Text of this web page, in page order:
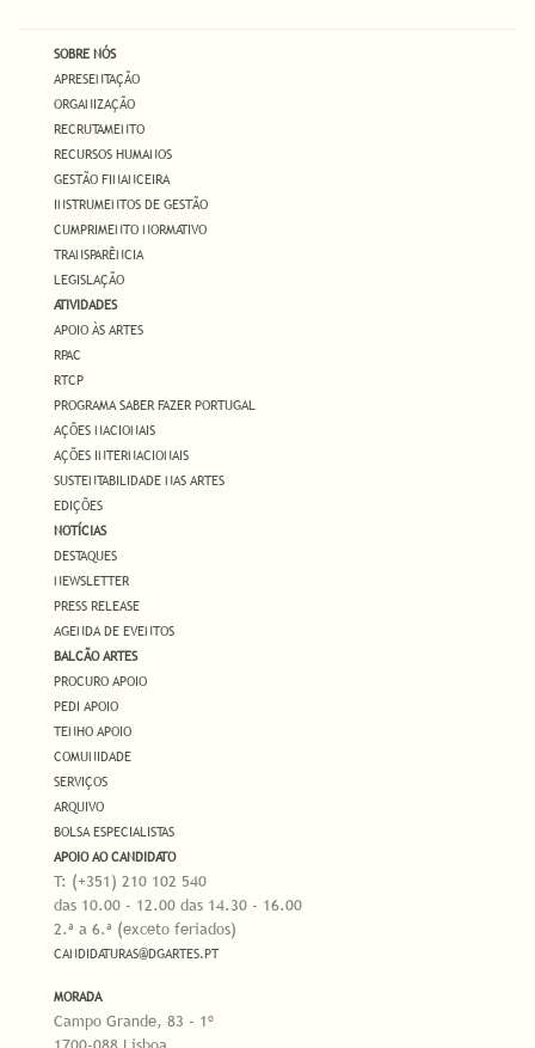
SOBRE NÓS
APRESENTAÇÃO
ORGANIZAÇÃO
RECRUTAMENTO
RECURSOS HUMANOS
GESTÃO FINANCEIRA
INSTRUMENTOS DE GESTÃO
CUMPRIMENTO NORMATIVO
TRANSPARÊNCIA
LEGISLAÇÃO
ATIVIDADES
APOIO ÀS ARTES
RPAC
RTCP
PROGRAMA SABER FAZER PORTUGAL
AÇÕES NACIONAIS
AÇÕES INTERNACIONAIS
SUSTENTABILIDADE NAS ARTES
EDIÇÕES
NOTÍCIAS
DESTAQUES
NEWSLETTER
PRESS RELEASE
AGENDA DE EVENTOS
BALCÃO ARTES
PROCURO APOIO
PEDI APOIO
TENHO APOIO
COMUNIDADE
SERVIÇOS
ARQUIVO
BOLSA ESPECIALISTAS
APOIO AO CANDIDATO
T: (+351) 210 102 540
das 10.00 - 12.00 das 14.30 - 16.00
2.ª a 6.ª (exceto feriados)
CANDIDATURAS@DGARTES.PT
MORADA
Campo Grande, 83 - 1º